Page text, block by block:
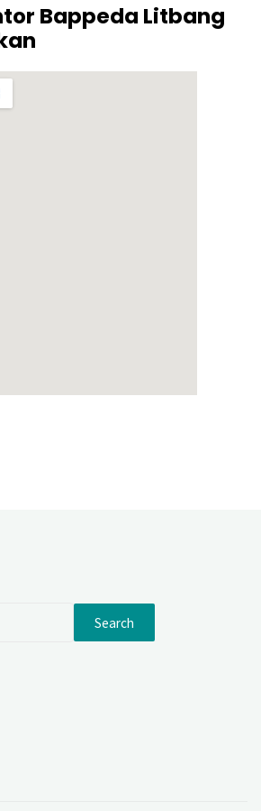
Bappeda Litbang
Search